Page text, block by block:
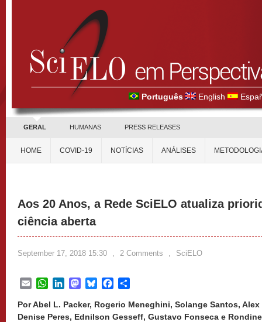
Português English
GERAL HUMANAS PRESS RELEASES
HOME COVID-19 NOTÍCIAS ANÁLISES
Aos 20 Anos, a Rede SciELO atualiza
ciência aberta
September 17, 2018 15:30 , 2 Comments , SciELO
EmailWhatsApp
LinkedInMastodon
BlueskyFacebook
Por Abel L. Packer, Rogerio Meneghini, Solange Santos,
Denise Peres, Ednilson Gesseff, Gustavo Fonseca e